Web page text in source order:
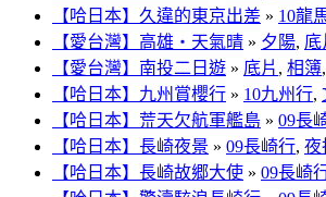
【哈日本】久違的東京出差 » 10龍
【愛台灣】高雄‧天氣晴 » 夕陽, 底
【愛台灣】南投二日遊 » 底片 , 相簿,
【哈日本】九州賞櫻行 » 10九州行,
【哈日本】荒天欠航軍艦島 » 09長
【哈日本】長崎夜景 » 09長崎行, 夜
【哈日本】長崎故郷大使 » 09長崎